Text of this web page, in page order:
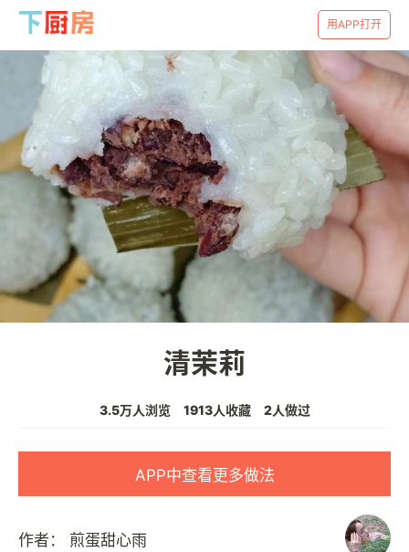
用APP打开
清茉莉
3.5万人浏览 1913人收藏 2人做过
APP中查看更多做法
作者： 煎蛋甜心雨